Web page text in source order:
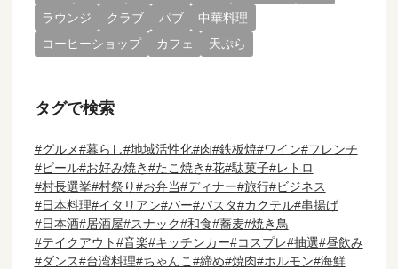
ラウンジ
クラブ パブ
中華料理
コーヒーショップ
カフェ 天ぷら
タグで検索
グルメ 暮らし 地域活性化 肉 鉄板焼 ワイン フレンチ
ビール お好み焼き たこ焼き 花 駄菓子 レトロ
村長選挙 村祭り お弁当 ディナー 旅行 ビジネス
日本料理 イタリアン バー パスタ カクテル 串揚げ
日本酒 居酒屋 スナック 和食 蕎麦 焼き鳥
テイクアウト
音楽 キッチンカー コスプレ 抽選 昼飲み
ダンス
台湾料理 ちゃんこ 締め 焼肉 ホルモン 海鮮